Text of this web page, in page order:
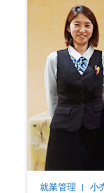
就業管理 小